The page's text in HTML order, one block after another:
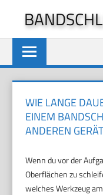
springen
WIE LANGE
EINEM
ANDEREN
Wenn du vor der
Oberflächen zu
welches Werkzeug